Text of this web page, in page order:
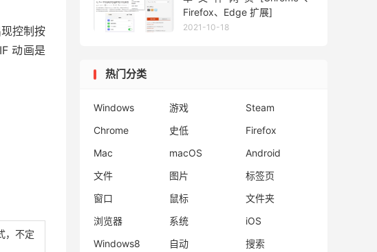
控制按
动画是
，不定
Firefox、Edge 扩展]
2021-10-18
热门分类
Windows 游戏
Steam
Chrome
史低
Firefox
Mac
macOS
Android
文件
图片
标签页
窗口
鼠标
文件夹
浏览器
系统
iOS
Windows8
自动
搜索